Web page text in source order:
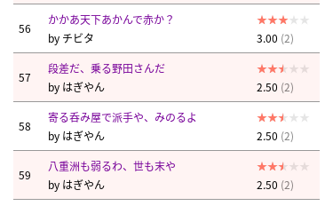
56
かかあ天下あかんで赤か？
by チビタ 3.00 (2)
57
段差だ、乗る野田さんだ
by はぎやん 2.50 (2)
58
寄る呑み屋で派手や、みのるよ
by はぎやん 2.50 (2)
59
八重洲も弱るわ、世も末や
by はぎやん 2.50 (2)